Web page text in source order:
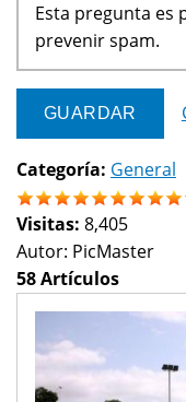
Esta pregunta es
prevenir spam.
Categoría: General
Visitas: 8,405
Autor: PicMaster
58 Artículos